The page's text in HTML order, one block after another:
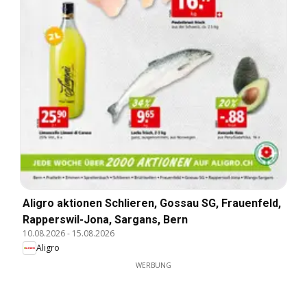
Aligro aktionen Schlieren, Gossau SG, Frauenfeld,
Rapperswil-Jona, Sargans, Bern
10.08.2026- 15.08.2026
Aligro
WERBUNG